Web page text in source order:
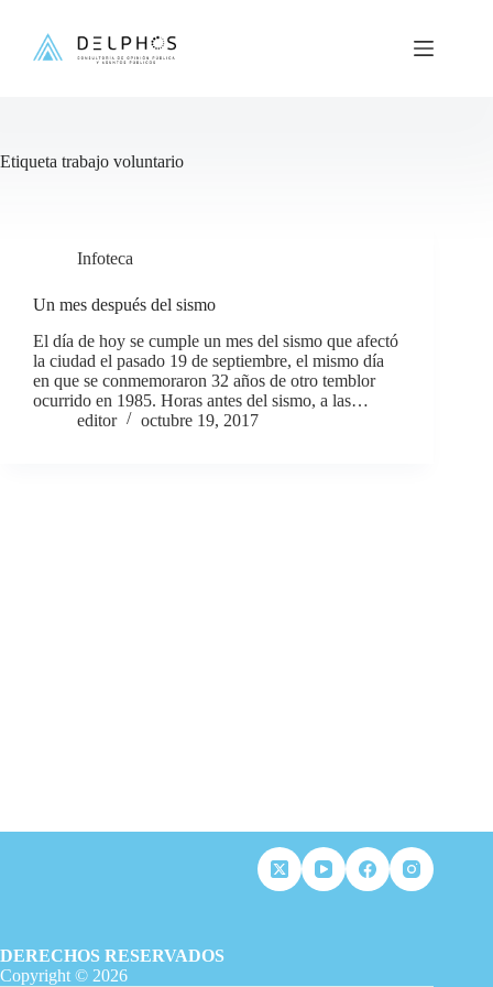
contenido
Etiqueta trabajo voluntario
Infoteca
Un mes después del sismo
El día de hoy se cumple un mes del sismo que afectó
la ciudad el pasado 19 de septiembre, el mismo día
en que se conmemoraron 32 años de otro temblor
ocurrido en 1985. Horas antes del sismo, a las…
editor
octubre 19, 2017
DERECHOS RESERVADOS
Copyright © 2026